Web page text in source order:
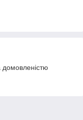
домовленістю